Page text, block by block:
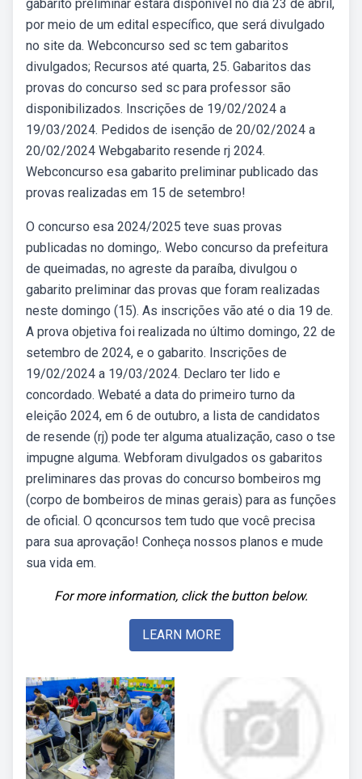
gabarito preliminar estará disponível no dia 23 de abril,
por meio de um edital específico, que será divulgado
no site da. Webconcurso sed sc tem gabaritos
divulgados; Recursos até quarta, 25. Gabaritos das
provas do concurso sed sc para professor são
disponibilizados. Inscrições de 19/02/2024 a
19/03/2024. Pedidos de isenção de 20/02/2024 a
20/02/2024 Webgabarito resende rj 2024.
Webconcurso esa gabarito preliminar publicado das
provas realizadas em 15 de setembro!
O concurso esa 2024/2025 teve suas provas
publicadas no domingo,. Webo concurso da prefeitura
de queimadas, no agreste da paraíba, divulgou o
gabarito preliminar das provas que foram realizadas
neste domingo (15). As inscrições vão até o dia 19 de.
A prova objetiva foi realizada no último domingo, 22 de
setembro de 2024, e o gabarito. Inscrições de
19/02/2024 a 19/03/2024. Declaro ter lido e
concordado. Webaté a data do primeiro turno da
eleição 2024, em 6 de outubro, a lista de candidatos
de resende (rj) pode ter alguma atualização, caso o tse
impugne alguma. Webforam divulgados os gabaritos
preliminares das provas do concurso bombeiros mg
(corpo de bombeiros de minas gerais) para as funções
de oficial. O qconcursos tem tudo que você precisa
para sua aprovação! Conheça nossos planos e mude
sua vida em.
For more information, click the button below.
LEARN MORE